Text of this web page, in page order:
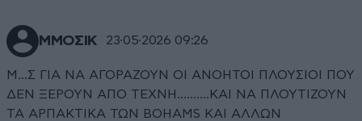
ΜΜΟΣΙΚ 23·05·2026 09:26
Μ...Σ ΓΙΑ ΝΑ ΑΓΟΡΑΖΟΥΝ ΟΙ ΑΝΟΗΤΟΙ ΠΛΟΥΣΙΟΙ ΠΟΥ
ΔΕΝ ΞΕΡΟΥΝ ΑΠΟ ΤΕΧΝΗ..........ΚΑΙ ΝΑ ΠΛΟΥΤΙΖΟΥΝ
ΤΑ ΑΡΠΑΚΤΙΚΑ ΤΩΝ BOHAMS ΚΑΙ ΑΛΛΩΝ